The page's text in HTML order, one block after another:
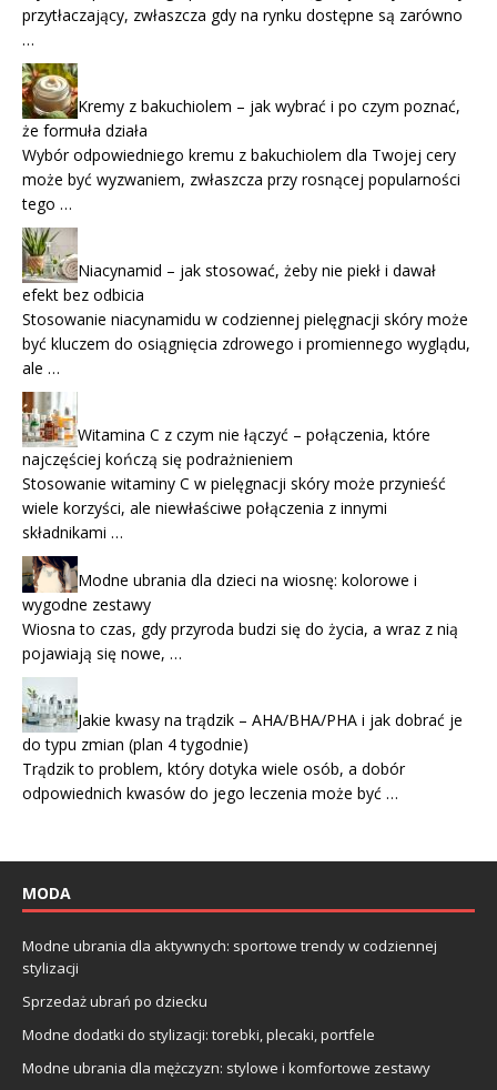
przytłaczający, zwłaszcza gdy na rynku dostępne są zarówno
…
Kremy z bakuchiolem – jak wybrać i po czym poznać,
że formuła działa
Wybór odpowiedniego kremu z bakuchiolem dla Twojej cery
może być wyzwaniem, zwłaszcza przy rosnącej popularności
tego …
Niacynamid – jak stosować, żeby nie piekł i dawał
efekt bez odbicia
Stosowanie niacynamidu w codziennej pielęgnacji skóry może
być kluczem do osiągnięcia zdrowego i promiennego wyglądu,
ale …
Witamina C z czym nie łączyć – połączenia, które
najczęściej kończą się podrażnieniem
Stosowanie witaminy C w pielęgnacji skóry może przynieść
wiele korzyści, ale niewłaściwe połączenia z innymi
składnikami …
Modne ubrania dla dzieci na wiosnę: kolorowe i
wygodne zestawy
Wiosna to czas, gdy przyroda budzi się do życia, a wraz z nią
pojawiają się nowe, …
Jakie kwasy na trądzik – AHA/BHA/PHA i jak dobrać je
do typu zmian (plan 4 tygodnie)
Trądzik to problem, który dotyka wiele osób, a dobór
odpowiednich kwasów do jego leczenia może być …
MODA
Modne ubrania dla aktywnych: sportowe trendy w codziennej
stylizacji
Sprzedaż ubrań po dziecku
Modne dodatki do stylizacji: torebki, plecaki, portfele
Modne ubrania dla mężczyzn: stylowe i komfortowe zestawy